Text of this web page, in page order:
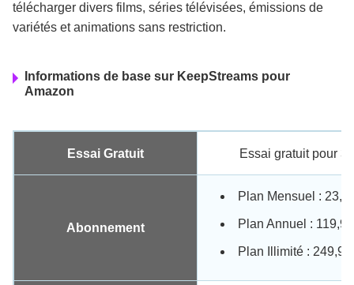
télécharger divers films, séries télévisées, émissions de
variétés et animations sans restriction.
Informations de base sur KeepStreams pour
Amazon
Essai Gratuit Essai gratuit pour 3
Abonnement
Plan Mensuel :
Plan Annuel :
Plan Illimité :